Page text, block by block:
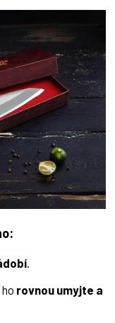
.
rovnou umyjte a